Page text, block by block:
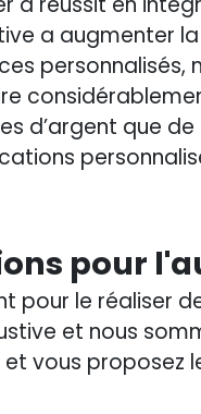
a augmenter
personnalisés,
d’argent que
pour
pour le
et nous
vous proposez